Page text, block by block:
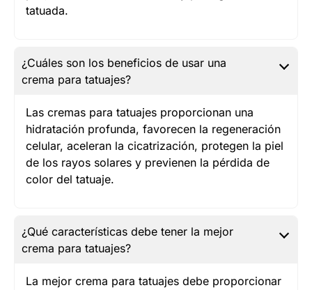
tatuada.
¿Cuáles son los beneficios de usar una
crema para tatuajes?
Las cremas para tatuajes proporcionan una
hidratación profunda, favorecen la regeneración
celular, aceleran la cicatrización, protegen la piel
de los rayos solares y previenen la pérdida de
color del tatuaje.
¿Qué características debe tener la mejor
crema para tatuajes?
La mejor crema para tatuajes debe proporcionar